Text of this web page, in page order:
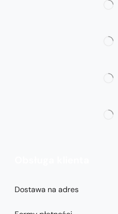
Dostawa na adres